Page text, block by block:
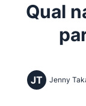
Fale com o
Qual
JT Jenny